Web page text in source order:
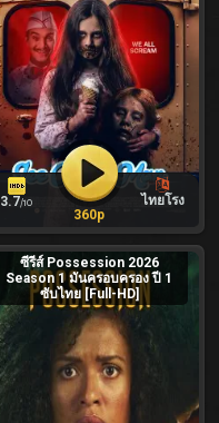
3.7/10
ไทยโรง
360p
ซีรีส์ Possession 2026
Season 1 มันครอบครอง ปี 1
ซับไทย [Full-HD]